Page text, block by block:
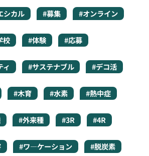
シカル #募集 #オンライン
校 #体験 #応募
ィ #サステナブル #デコ活
#木育 #水素 #熱中症
#外来種 #3R #4R
#ワ―ケーション #脱炭素